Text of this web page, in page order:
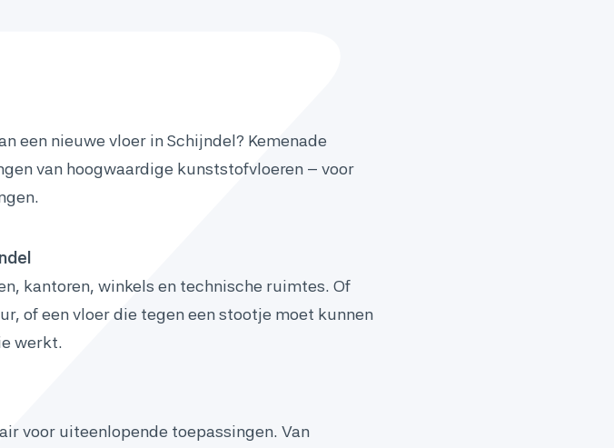
een nieuwe vloer in Schijndel? Kemenade
van hoogwaardige kunststofvloeren – voor
kantoren, winkels en technische ruimtes. Of
of een vloer die tegen een stootje moet kunnen
werkt.
voor uiteenlopende toepassingen. Van